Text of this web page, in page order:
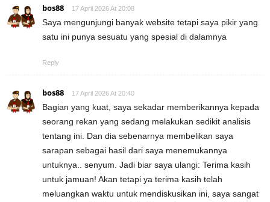
bos88 17 April 2026 At 20:08
Saya mengunjungi banyak website tetapi saya pikir yang
satu ini punya sesuatu yang spesial di dalamnya
Reply
bos88 17 April 2026 At 20:40
Bagian yang kuat, saya sekadar memberikannya kepada
seorang rekan yang sedang melakukan sedikit analisis
tentang ini. Dan dia sebenarnya membelikan saya
sarapan sebagai hasil dari saya menemukannya
untuknya.. senyum. Jadi biar saya ulangi: Terima kasih
untuk jamuan! Akan tetapi ya terima kasih telah
meluangkan waktu untuk mendiskusikan ini, saya sangat